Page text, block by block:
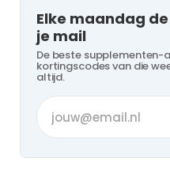
Elke maandag
je mail
De beste supplementen-
kortingscodes van die
altijd.